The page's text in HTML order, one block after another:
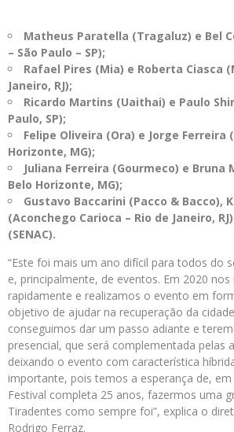
Matheus Paratella (Tragaluz) e Bel
– São Paulo – SP);
Rafael Pires (Mia) e Roberta Ciasca
Janeiro, RJ);
Ricardo Martins (Uaithai) e Paulo
Paulo, SP);
Felipe Oliveira (Ora) e Jorge Ferreira
Horizonte, MG);
Juliana Ferreira (Gourmeco) e Bruna
Belo Horizonte, MG);
Gustavo Baccarini (Pacco & Bacco),
(Aconchego Carioca – Rio de Janeiro,
(SENAC).
“Este foi mais um ano difícil para todos do
e, principalmente, de eventos. Em 2020
rapidamente e realizamos o evento em
objetivo de ajudar na recuperação da
conseguimos dar um passo adiante e
presencial, que será complementada pelas
deixando o evento com característica
importante, pois temos a esperança de,
Festival completa 25 anos, fazermos uma
Tiradentes como sempre foi”, explica o
Rodrigo Ferraz.